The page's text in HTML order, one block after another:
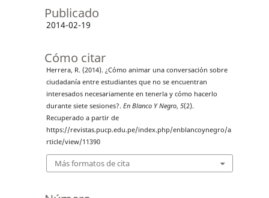
Publicado
2014-02-19
Cómo citar
Herrera, R. (2014). ¿Cómo animar una conversación sobre
ciudadanía entre estudiantes que no se encuentran
interesados necesariamente en tenerla y cómo hacerlo
durante siete sesiones?. En Blanco Y Negro, 5(2).
Recuperado a partir de
https://revistas.pucp.edu.pe/index.php/enblancoynegro/a
rticle/view/11390
Más formatos de cita